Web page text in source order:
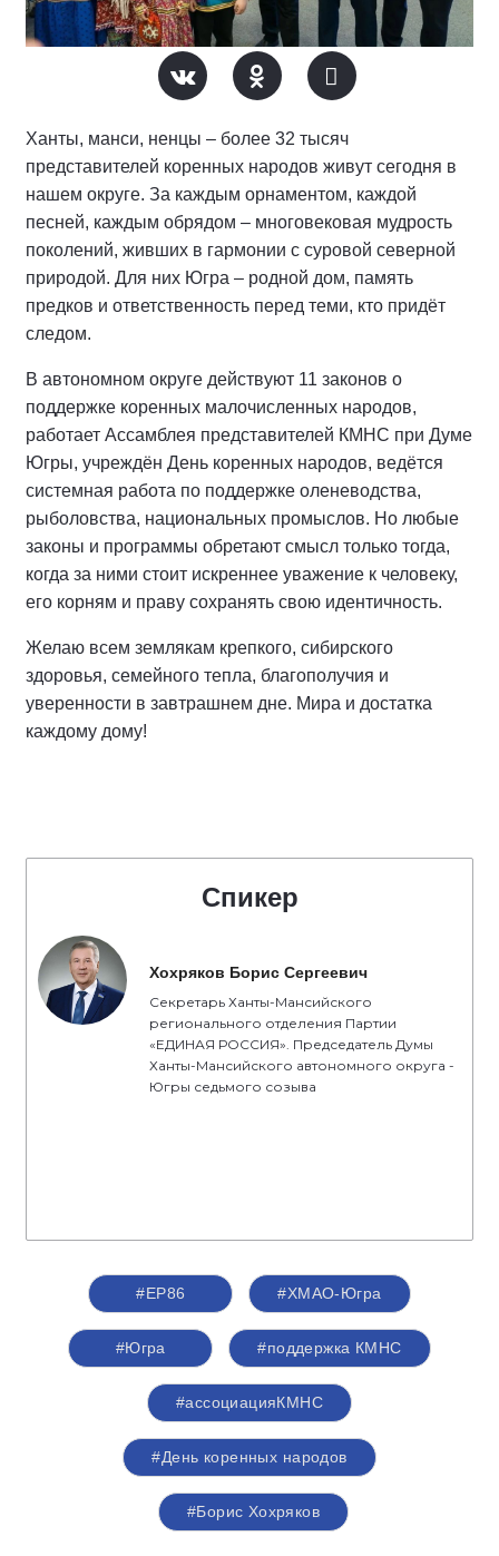
Ханты, манси, ненцы – более 32 тысяч
представителей коренных народов живут сегодня в
нашем округе. За каждым орнаментом, каждой
песней, каждым обрядом – многовековая мудрость
поколений, живших в гармонии с суровой северной
природой. Для них Югра – родной дом, память
предков и ответственность перед теми, кто придёт
следом.
В автономном округе действуют 11 законов о
поддержке коренных малочисленных народов,
работает Ассамблея представителей КМНС при Думе
Югры, учреждён День коренных народов, ведётся
системная работа по поддержке оленеводства,
рыболовства, национальных промыслов. Но любые
законы и программы обретают смысл только тогда,
когда за ними стоит искреннее уважение к человеку,
его корням и праву сохранять свою идентичность.
Желаю всем землякам крепкого, сибирского
здоровья, семейного тепла, благополучия и
уверенности в завтрашнем дне. Мира и достатка
каждому дому!
Спикер
Хохряков Борис Сергеевич
Секретарь Ханты-Мансийского
регионального отделения Партии
«ЕДИНАЯ РОССИЯ». Председатель Думы
Ханты-Мансийского автономного округа -
Югры седьмого созыва
#ЕР86 #ХМАО-Югра
#Югра #поддержка КМНС
#ассоциацияКМНС
#День коренных народов
#Борис Хохряков